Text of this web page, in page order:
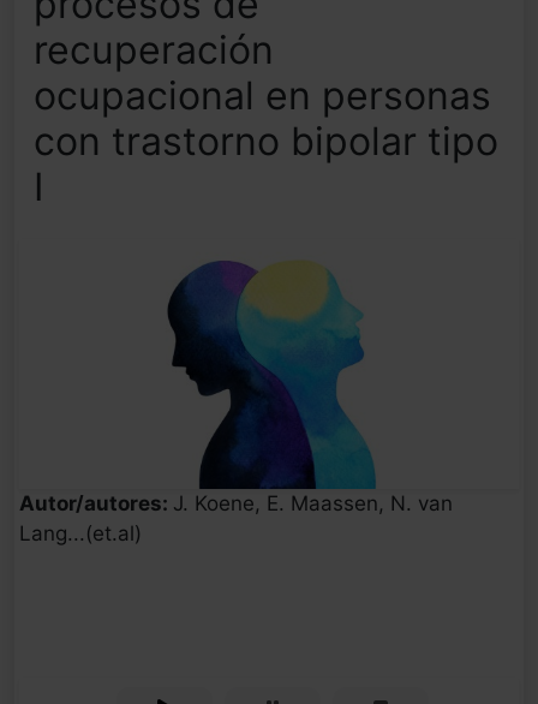
recuperación
ocupacional en personas
con trastorno bipolar tipo
I
Autor/autores: J. Koene, E. Maassen, N. van
Lang...(et.al)